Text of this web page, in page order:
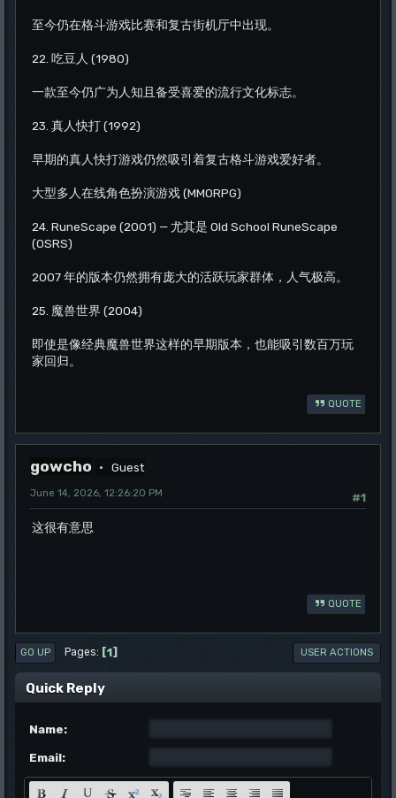
至今仍在格斗游戏比赛和复古街机厅中出现。
22. 吃豆人 (1980)
一款至今仍广为人知且备受喜爱的流行文化标志。
23. 真人快打 (1992)
早期的真人快打游戏仍然吸引着复古格斗游戏爱好者。
大型多人在线角色扮演游戏 (MMORPG)
24. RuneScape (2001) — 尤其是 Old School RuneScape
(OSRS)
2007 年的版本仍然拥有庞大的活跃玩家群体，人气极高。
25. 魔兽世界 (2004)
即使是像经典魔兽世界这样的早期版本，也能吸引数百万玩
家回归。
QUOTE
gowcho Guest
#1
June 14, 2026, 12:26:20 PM
这很有意思
QUOTE
GO UP Pages 1 USER ACTIONS
Quick Reply
Name:
Email: